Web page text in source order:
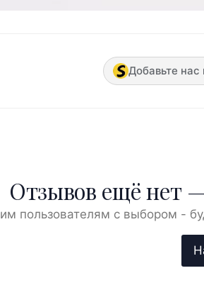
Добавьте нас
Отзывов ещё нет
пользователям с выбором -